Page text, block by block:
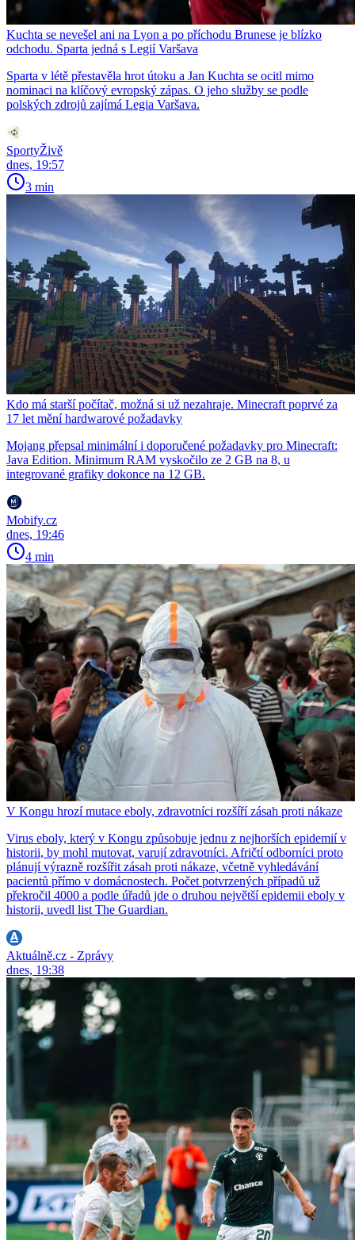
Kuchta se nevešel ani na Lyon a po příchodu Brunese je blízko
odchodu. Sparta jedná s Legií Varšava
Sparta v létě přestavěla hrot útoku a Jan Kuchta se ocitl mimo
nominaci na klíčový evropský zápas. O jeho služby se podle
polských zdrojů zajímá Legia Varšava.
SportyŽivě
dnes, 19:57
3 min
Kdo má starší počítač, možná si už nezahraje. Minecraft poprvé za
17 let mění hardwarové požadavky
Mojang přepsal minimální i doporučené požadavky pro Minecraft:
Java Edition. Minimum RAM vyskočilo ze 2 GB na 8, u
integrované grafiky dokonce na 12 GB.
Mobify.cz
dnes, 19:46
4 min
V Kongu hrozí mutace eboly, zdravotníci rozšíří zásah proti nákaze
Virus eboly, který v Kongu způsobuje jednu z nejhorších epidemií v
historii, by mohl mutovat, varují zdravotníci. Afričtí odborníci proto
plánují výrazně rozšířit zásah proti nákaze, včetně vyhledávání
pacientů přímo v domácnostech. Počet potvrzených případů už
překročil 4000 a podle úřadů jde o druhou největší epidemii eboly v
historii, uvedl list The Guardian.
Aktuálně.cz - Zprávy
dnes, 19:38